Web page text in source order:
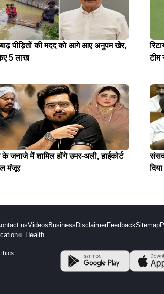
पीड़ितों की मदद को आगे आए अनुपम खेर,
5 लाख
टीम
जनाजे में शामिल होंगे उमर-अली, हाईकोर्ट
मंजूर
संसद
usVideos Business DisclaimerFeedbackSitemap
Health